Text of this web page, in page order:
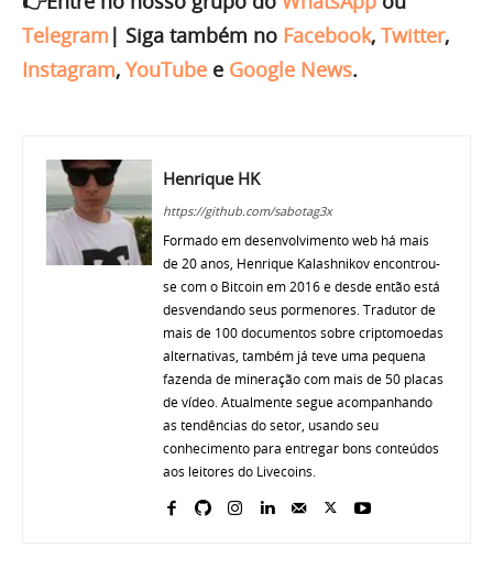
Telegram | Siga também no Facebook, Twitter,
Instagram, YouTube e Google News.
Henrique HK
https://github.com/sabotag3x
Formado em desenvolvimento web há mais
de 20 anos, Henrique Kalashnikov encontrou-
se com o Bitcoin em 2016 e desde então está
desvendando seus pormenores. Tradutor de
mais de 100 documentos sobre criptomoedas
alternativas, também já teve uma pequena
fazenda de mineração com mais de 50 placas
de vídeo. Atualmente segue acompanhando
as tendências do setor, usando seu
conhecimento para entregar bons conteúdos
aos leitores do Livecoins.